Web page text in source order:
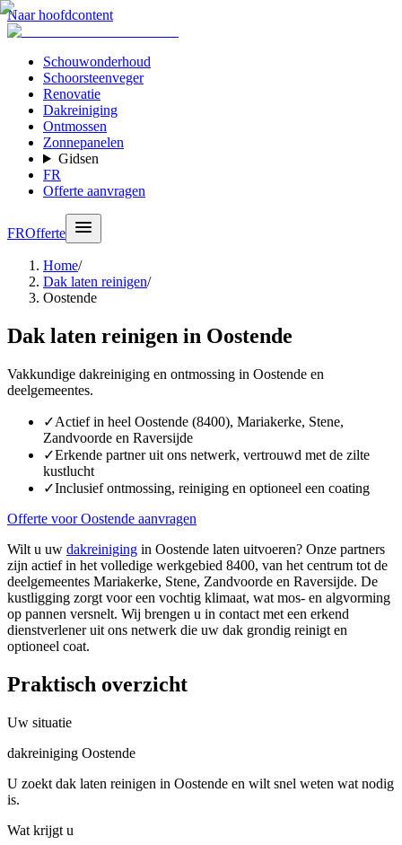
Naar hoofdcontent
Schouwonderhoud
Schoorsteenveger
Renovatie
Dakreiniging
Ontmossen
Zonnepanelen
Gidsen
FR
Offerte aanvragen
FROfferte
Home/
Dak laten reinigen/
Oostende
Dak laten reinigen in Oostende
Vakkundige dakreiniging en ontmossing in Oostende en
deelgemeentes.
✓Actief in heel Oostende (8400), Mariakerke, Stene,
Zandvoorde en Raversijde
✓Erkende partner uit ons netwerk, vertrouwd met de zilte
kustlucht
✓Inclusief ontmossing, reiniging en optioneel een coating
Offerte voor Oostende aanvragen
Wilt u uw dakreiniging in Oostende laten uitvoeren? Onze partners
zijn actief in het volledige werkgebied 8400, van het centrum tot de
deelgemeentes Mariakerke, Stene, Zandvoorde en Raversijde. De
kustligging zorgt voor een vochtig klimaat, wat mos- en algvorming
op pannen versnelt. Wij brengen u in contact met een erkend
dienstverlener uit ons netwerk die uw dak grondig reinigt en
optioneel coat.
Praktisch overzicht
Uw situatie
dakreiniging Oostende
U zoekt dak laten reinigen in Oostende en wilt snel weten wat nodig
is.
Wat krijgt u